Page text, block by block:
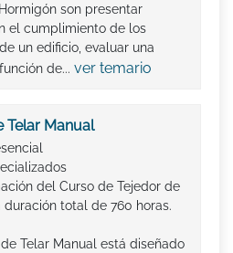
son presentar
el cumplimiento de los
un edificio, evaluar una
de... ver temario
Telar Manual
del Curso de Tejedor de
duración total de 760 horas.
Telar Manual está diseñado